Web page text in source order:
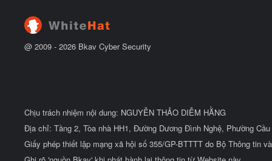
@ 2009 - 2026 Bkav Cyber Security
Chịu trách nhiệm nội dung: NGUYỄN THẢO DIỄM HẰNG
Địa chỉ: Tầng 2, Tòa nhà HH1, Đường Dương Đình Nghệ, Phường
Giấy phép thiết lập mạng xã hội số 355/GP-BTTTT do Bộ Thông tin